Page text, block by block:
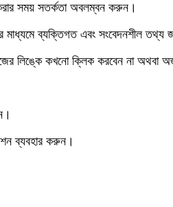
সময় সতর্কতা অবলম্বন করুন।
ব্যক্তিগত এবং সংবেদনশীল তথ্য
লিঙ্কে কখনো ক্লিক করবেন না অথবা
ব্যবহার করুন।